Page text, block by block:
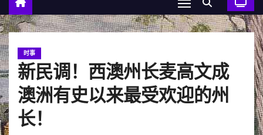
时事
新民调！西澳州长麦高文成
澳洲有史以来最受欢迎的州
长！